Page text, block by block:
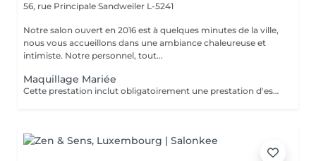
56, rue Principale Sandweiler L-5241
Notre salon ouvert en 2016 est à quelques minutes de la ville,
nous vous accueillons dans une ambiance chaleureuse et
intimiste. Notre personnel, tout...
Maquillage Mariée
Cette prestation inclut obligatoirement une prestation d'essai au préalable, un ou deux jours avant l'évènement.